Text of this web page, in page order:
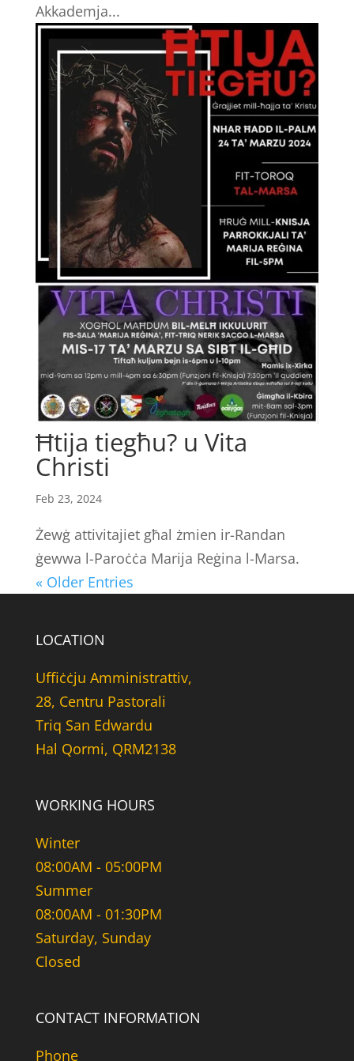
Akkademja...
Ħtija tiegħu? u Vita
Christi
Feb 23, 2024
Żewġ attivitajiet għal żmien ir-Randan
ġewwa l-Paroċċa Marija Reġina l-Marsa.
« Older Entries
LOCATION
Uffiċċju Amministrattiv,
28, Centru Pastorali
Triq San Edwardu
Hal Qormi, QRM2138
WORKING HOURS
Winter
08:00AM - 05:00PM
Summer
08:00AM - 01:30PM
Saturday, Sunday
Closed
CONTACT INFORMATION
Phone